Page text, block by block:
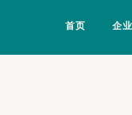
首页 企